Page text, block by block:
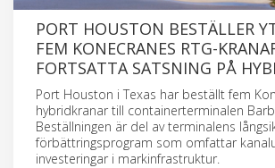
PORT HOUSTON BESTÄLLER
FEM KONECRANES RTG-
FORTSATTA SATSNING PÅ
Port Houston i Texas har beställt fem
hybridkranar till containerterminalen
Beställningen är del av terminalens
förbättringsprogram som omfattar
investeringar i markinfrastruktur.